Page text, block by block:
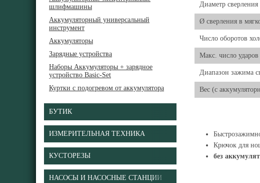
шлифмашины
Аккумуляторный универсальный
инструмент
Аккумуляторы
Зарядные устройства
Наборы Аккумуляторы + зарядное
устройство Basic-Set
Куртки с подогревом от аккумулятора
БУТИК
ИЗМЕРИТЕЛЬНАЯ ТЕХНИКА
КУСТОРЕЗЫ
НАСОСЫ И НАСОСНЫЕ СТАНЦИИ
Диаметр сверления
Ø сверления в
Число оборотов
Макс. число ударов
Диапазон зажима
Вес (с
Крючок для
без